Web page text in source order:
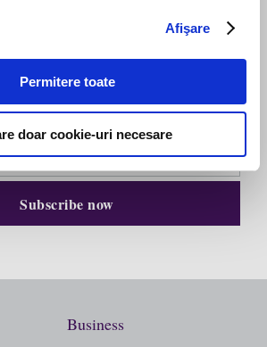
Afişare
Permitere toate
doar cookie-uri necesare
to our newsletter
the latest. Join Our Email List.
Business